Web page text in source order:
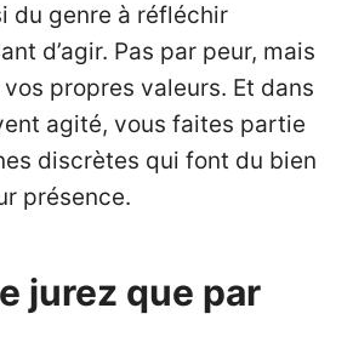
du genre à réfléchir
d’agir. Pas par peur, mais
propres valeurs. Et dans
agité, vous faites partie
discrètes qui font du bien
présence.
jurez que par